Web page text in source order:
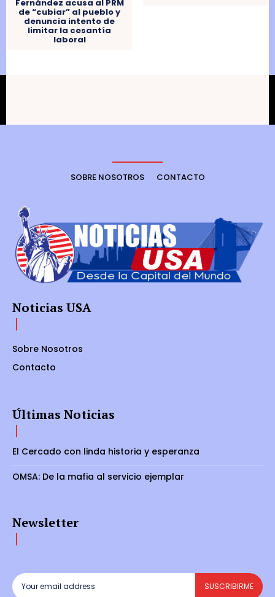
Fernández acusa al PRM
de “cubiar” al pueblo y
denuncia intento de
limitar la cesantía
laboral
SOBRE NOSOTROS CONTACTO
Noticias USA
Sobre Nosotros
Contacto
Últimas Noticias
El Cercado con linda historia y esperanza
OMSA: De la mafia al servicio ejemplar
Newsletter
SUSCRIBIRME